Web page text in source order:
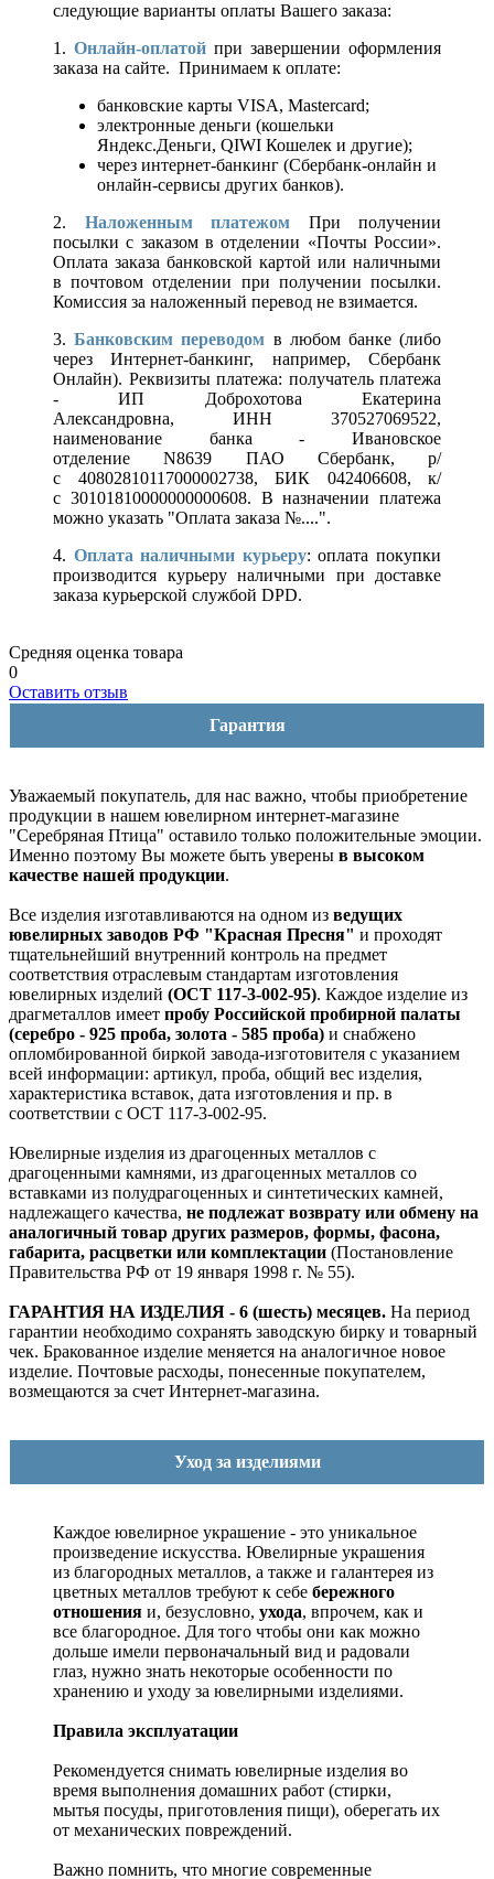
следующие варианты оплаты Вашего заказа:
1. Онлайн-оплатой при завершении оформления
заказа на сайте. Принимаем к оплате:
банковские карты VISA, Mastercard;
электронные деньги (кошельки
Яндекс.Деньги, QIWI Кошелек и другие);
через интернет-банкинг (Сбербанк-онлайн и
онлайн-сервисы других банков).
2. Наложенным платежом При получении
посылки с заказом в отделении «Почты России».
Оплата заказа банковской картой или наличными
в почтовом отделении при получении посылки.
Комиссия за наложенный перевод не взимается.
3.Банковским переводом в любом банке (либо
через Интернет-банкинг, например, Сбербанк
Онлайн). Реквизиты платежа: получатель платежа
- ИП Доброхотова Екатерина
Александровна, ИНН 370527069522,
наименование банка - Ивановское
отделение N8639 ПАО Сбербанк, р/
с 40802810117000002738, БИК 042406608, к/
с 30101810000000000608. В назначении платежа
можно указать "Оплата заказа №....".
4. Оплата наличными курьеру: оплата покупки
производится курьеру наличными при доставке
заказа курьерской службой DPD.
Средняя оценка товара
0
Оставить отзыв
Гарантия
Уважаемый покупатель, для нас важно, чтобы приобретение
продукции в нашем ювелирном интернет-магазине
"Серебряная Птица" оставило только положительные эмоции.
Именно поэтому Вы можете быть уверены в высоком
качестве нашей продукции.
Все изделия изготавливаются на одном из ведущих
ювелирных заводов РФ "Красная Пресня" и проходят
тщательнейший внутренний контроль на предмет
соответствия отраслевым стандартам изготовления
ювелирных изделий (ОСТ 117-3-002-95). Каждое изделие из
драгметаллов имеет пробу Российской пробирной палаты
(серебро - 925 проба, золота - 585 проба) и снабжено
опломбированной биркой завода-изготовителя с указанием
всей информации: артикул, проба, общий вес изделия,
характеристика вставок, дата изготовления и пр. в
соответствии с ОСТ 117-3-002-95.
Ювелирные изделия из драгоценных металлов с
драгоценными камнями, из драгоценных металлов со
вставками из полудрагоценных и синтетических камней,
надлежащего качества, не подлежат возврату или обмену на
аналогичный товар других размеров, формы, фасона,
габарита, расцветки или комплектации (Постановление
Правительства РФ от 19 января 1998 г. № 55).
ГАРАНТИЯ НА ИЗДЕЛИЯ - 6 (шесть) месяцев. На период
гарантии необходимо сохранять заводскую бирку и товарный
чек. Бракованное изделие меняется на аналогичное новое
изделие. Почтовые расходы, понесенные покупателем,
возмещаются за счет Интернет-магазина.
Уход за изделиями
Каждое ювелирное украшение - это уникальное
произведение искусства. Ювелирные украшения
из благородных металлов, а также и галантерея из
цветных металлов требуют к себе бережного
отношения и, безусловно, ухода, впрочем, как и
все благородное. Для того чтобы они как можно
дольше имели первоначальный вид и радовали
глаз, нужно знать некоторые особенности по
хранению и уходу за ювелирными изделиями.
Правила эксплуатации
Рекомендуется снимать ювелирные изделия во
время выполнения домашних работ (стирки,
мытья посуды, приготовления пищи), оберегать их
от механических повреждений.
Важно помнить, что многие современные